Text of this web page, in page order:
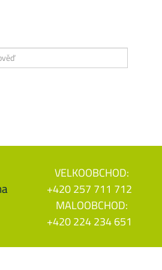
VELKOOBCHOD:
+420 257 711 712
MALOOBCHOD:
+420 224 234 651